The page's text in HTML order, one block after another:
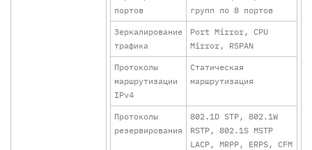
портов
групп по 8 портов
Зеркалирование
трафика
Port Mirror, CPU
Mirror, RSPAN
Протоколы
маршрутизации
IPv4
Статическая
маршрутизация
Протоколы
резервирования
802.1D STP, 802.1W
RSTP, 802.1S MSTP
LACP, MRPP, ERPS, CFM